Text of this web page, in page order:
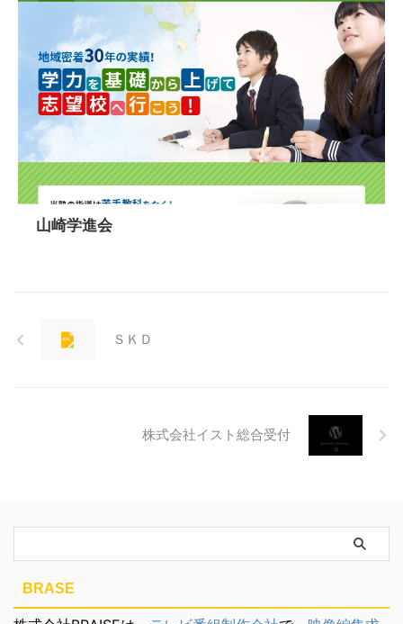
山崎学進会
ＳＫＤ
株式会社イスト総合受付
BRASE